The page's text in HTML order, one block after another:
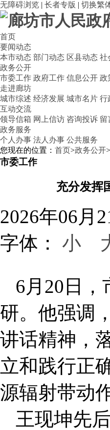
无障碍浏览 | 长者专版 | 切换繁
首页
要闻动态
本市动态 部门动态 区县动态 社
政务公开
市委工作 政府工作 信息公开 政
走进廊坊
城市综述 经济发展 城市名片 行
互动交流
领导信箱 网上信访 咨询投诉 留
政务服务
个人办事 法人办事 公共服务
您现在的位置： 首页>政务公开>
市委工作
充分发挥
2026年06月
字体： 小
6月20日
研。他强调
讲话精神，
立和践行正
源辐射带动
王现坤先